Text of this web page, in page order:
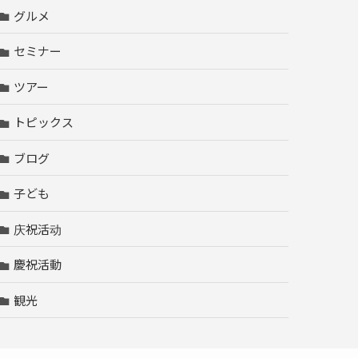
グルメ
セミナー
ツアー
トピックス
ブログ
子ども
庆祝活动
慶祝活動
観光